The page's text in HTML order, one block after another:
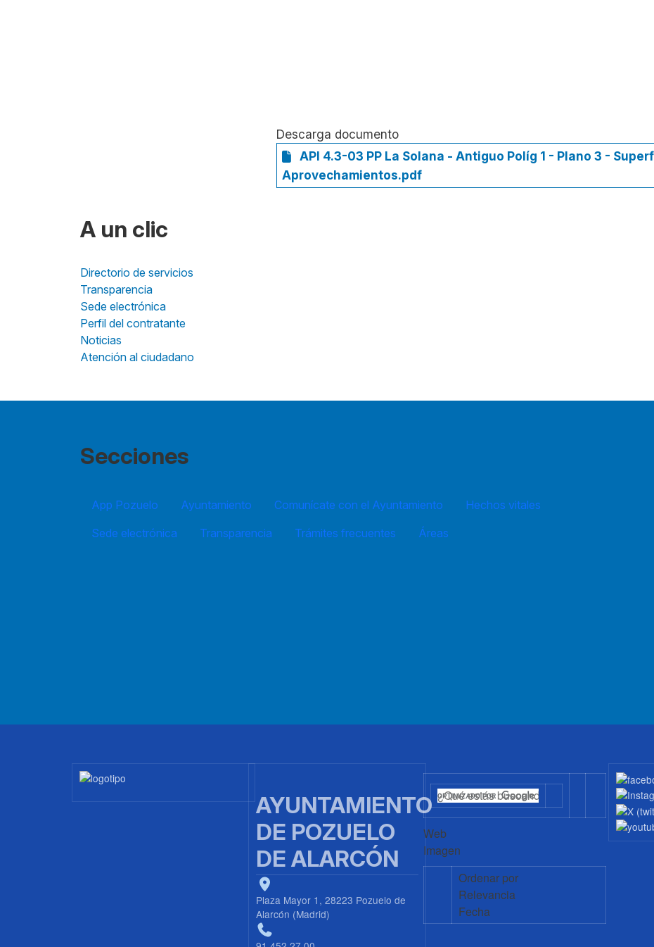
Descarga documento
API 4.3-03 PP La Solana - Antiguo Políg 1 - Plano 3 -
Aprovechamientos.pdf
A un clic
Directorio de servicios
Transparencia
Sede electrónica
Perfil del contratante
Noticias
Atención al ciudadano
Secciones
App Pozuelo Ayuntamiento Comunícate con el Ayuntamiento
Hechos vitales
Sede electrónica
Transparencia Trámites frecuentes Áreas
Imagen
AYUNTAMIENTO
DE POZUELO
DE ALARCÓN
Plaza Mayor 1, 28223 Pozuelo de
Alarcón (Madrid)
Web
Imagen
Ordenar por
Relevancia
Fecha